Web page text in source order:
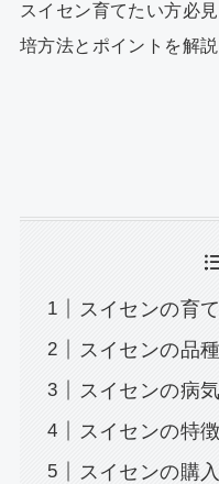
e
e
n
c
e
スイセン育てたい方必
培方法とポイントを解説
スイセンの育
スイセンの品
スイセンの病
スイセンの特
スイセンの購